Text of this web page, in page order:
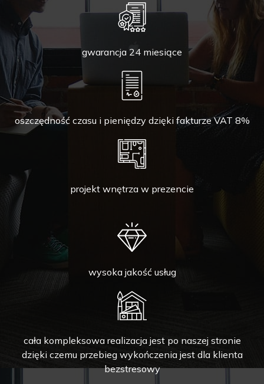
gwarancja 24 miesiące
oszczędność czasu i pieniędzy dzięki fakturze VAT 8%
projekt wnętrza w prezencie
wysoka jakość usług
cała kompleksowa realizacja jest po naszej stronie
dzięki czemu przebieg wykończenia jest dla klienta
bezstresowy